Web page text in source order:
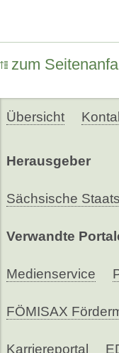
zum
Übersicht
Herausgeber
Sächsische
Verwandte
Medienservice
FÖMISAX
Karriereportal